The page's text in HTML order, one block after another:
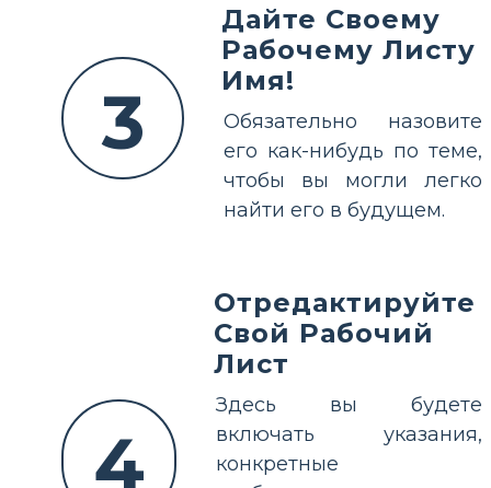
3
Дайте Своему
Рабочему Листу
Имя!
Обязательно назовите
его как-нибудь по теме,
чтобы вы могли легко
найти его в будущем.
4
Отредактируйте
Свой Рабочий
Лист
Здесь вы будете
включать указания,
конкретные